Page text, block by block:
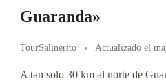
Guaranda»
TourSalinerito Actualizado el
A tan solo 30 km al norte de